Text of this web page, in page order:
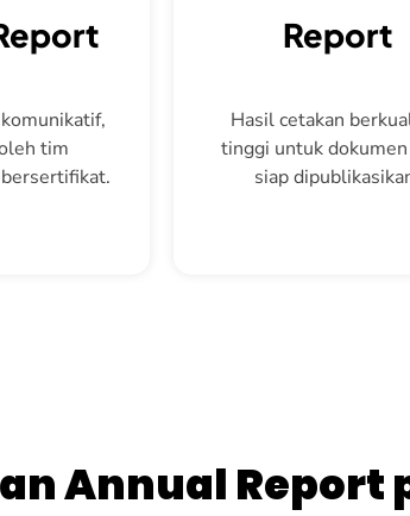
tim
Report
Hasil cetakan
tinggi untuk
siap
Annual Report